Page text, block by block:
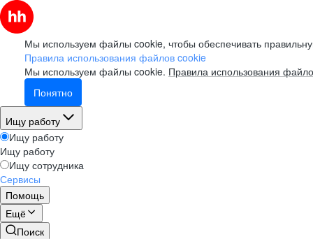
Мы используем файлы cookie, чтобы обеспечивать
Правила использования файлов cookie
Мы используем файлы cookie. Правила использования
Понятно
Ищу работу
Ищу работу
Ищу работу
Ищу сотрудника
Сервисы
Помощь
Ещё
Поиск